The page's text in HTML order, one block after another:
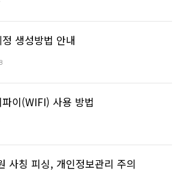
생성방법 안내
이(WIFI) 사용 방법
사칭 피싱, 개인정보관리 주의